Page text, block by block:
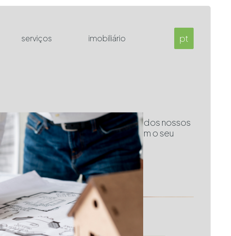
serviços imobiliário pt
projeto próprio, ou escolha um dos nossos
com as suas preferências e com o seu